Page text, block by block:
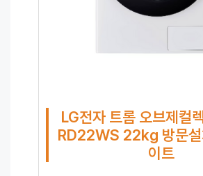
LG전자 트롬 오브제컬
RD22WS 22kg 방문설
이트